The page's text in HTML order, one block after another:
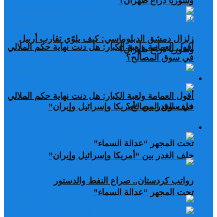
أفول العمامة ولعبة الكبار: هل دنت نهاية حكم الملالي
في سوق المصالح؟
حلف الغدر بين “أمريكا وإسرائيل وإيران”
تحت المجهر “عدالة السماء”
رواتب كردستان.. صراع النفط والدستور
زلزال دمشق الدبلوماسي: كيف يلوّي تقارب أربيل
وسوريا ذراع طهران؟
أفول العمامة ولعبة الكبار: هل دنت نهاية حكم الملالي
في سوق المصالح؟
حلف الغدر بين “أمريكا وإسرائيل وإيران”
تحت المجهر “عدالة السماء”